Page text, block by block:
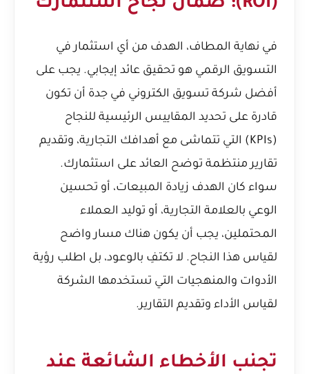
في نهاية المطاف، الهدف من أي استثمار في
التسويق الرقمي هو تحقيق عائد إيجابي. يجب على
أفضل شركة تسويق الكتروني في جدة أن تكون
قادرة على تحديد المقاييس الرئيسية للنجاح
(KPIs) التي تتماشى مع أهدافك التجارية، وتقديم
تقارير منتظمة توضح العائد على استثمارك.
سواء كان الهدف زيادة المبيعات، أو تحسين
الوعي بالعلامة التجارية، أو توليد العملاء
المحتملين، يجب أن يكون هناك مسار واضح
لقياس هذا النجاح. لا تكتفِ بالوعود، بل اطلب رؤية
الأدوات والمنهجيات التي تستخدمها الشركة
لقياس الأداء وتقديم التقارير.
تجنب الأخطاء الشائعة عند